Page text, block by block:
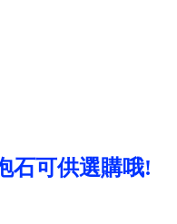
石可供選購哦!